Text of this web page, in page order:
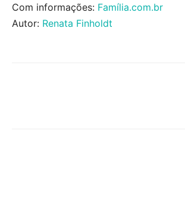
Com informações: Família.com.br
Autor: Renata Finholdt